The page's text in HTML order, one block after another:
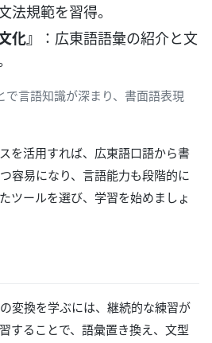
法規範を習得。
化』
：広東語語彙の紹介と文
で言語知識が深まり、書面語表現
を活用すれば、広東語口語から書
容易になり、言語能力も段階的に
ツールを選び、学習を始めましょ
変換を学ぶには、継続的な練習が
することで、語彙置き換え、文型